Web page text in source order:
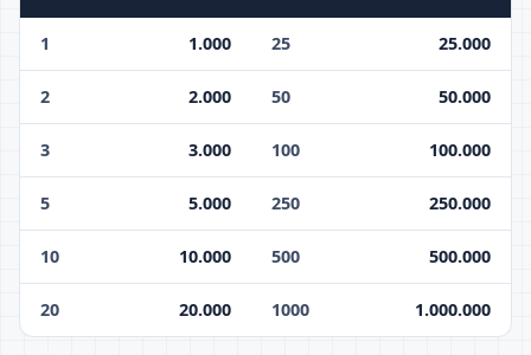
1 1.000 25 25.000
2 2.000 50 50.000
3 3.000 100 100.000
5 5.000 250 250.000
10 10.000 500 500.000
20 20.000 1000 1.000.000